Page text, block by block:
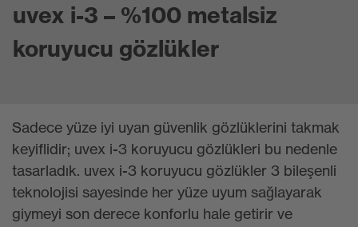
uvex i-3 – %100 metalsiz
koruyucu gözlükler
Sadece yüze iyi uyan güvenlik gözlüklerini takmak
keyiflidir; uvex i-3 koruyucu gözlükleri bu nedenle
tasarladık. uvex i-3 koruyucu gözlükler 3 bileşenli
teknolojisi sayesinde her yüze uyum sağlayarak
giymeyi son derece konforlu hale getirir ve